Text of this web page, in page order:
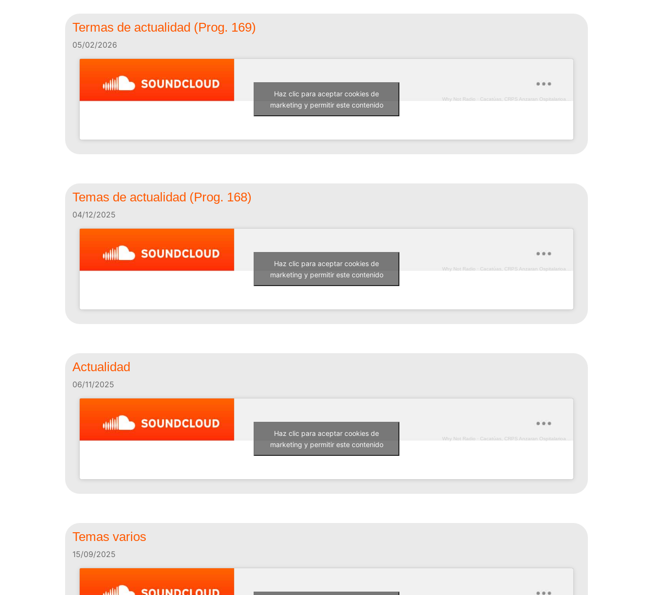
Termas de actualidad (Prog. 169)
05/02/2026
Why Not Radio · Cacatúas, CRPS Anzaran Ospitalarioak Fundazioa (Prog .169)
Haz clic para aceptar cookies de
marketing y permitir este contenido
Temas de actualidad (Prog. 168)
04/12/2025
Why Not Radio · Cacatúas, CRPS Anzaran Ospitalarioak Fundazioa (Prog. 168)
Haz clic para aceptar cookies de
marketing y permitir este contenido
Actualidad
06/11/2025
Why Not Radio · Cacatúas, CRPS Anzaran Ospitalarioak Fundazioa (Prog. 167)
Haz clic para aceptar cookies de
marketing y permitir este contenido
Temas varios
15/09/2025